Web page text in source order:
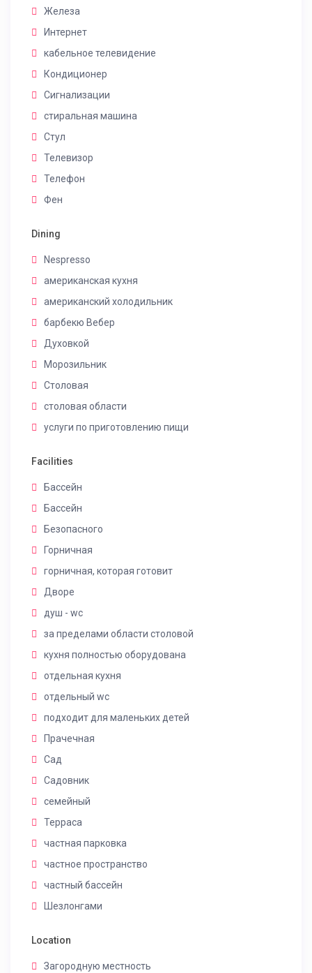
Железа
Интернет
кабельное телевидение
Кондиционер
Сигнализации
стиральная машина
Стул
Телевизор
Телефон
Фен
Dining
Nespresso
американская кухня
американский холодильник
барбекю Вебер
Духовкой
Морозильник
Столовая
столовая области
услуги по приготовлению пищи
Facilities
Бассейн
Бассейн
Безопасного
Горничная
горничная, которая готовит
Дворе
душ - wc
за пределами области столовой
кухня полностью оборудована
отдельная кухня
отдельный wc
подходит для маленьких детей
Прачечная
Сад
Садовник
семейный
Терраса
частная парковка
частное пространство
частный бассейн
Шезлонгами
Location
Загородную местность